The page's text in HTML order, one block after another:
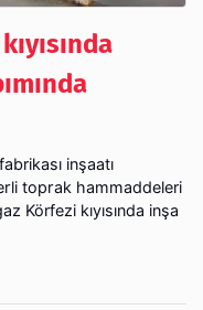
inşaatı
toprak hammaddeleri
Körfezi kıyısında inşa